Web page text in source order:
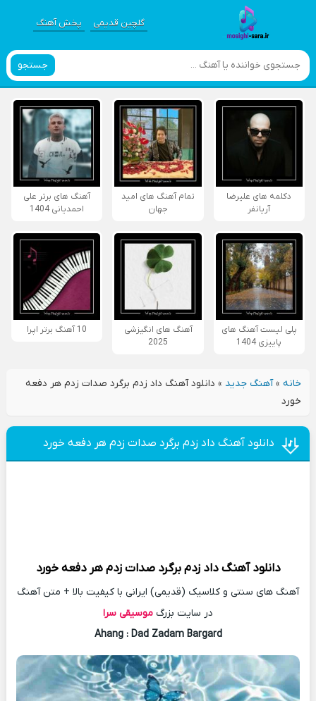
گلچین قدیمی پخش آهنگ
جستجو
دکلمه های علیرضا
آریانفر
تمام آهنگ های امید
جهان
آهنگ های برتر علی
احمدیانی 1404
پلی لیست آهنگ های
پاییزی 1404
آهنگ های انگیزشی
2025
10 آهنگ برتر اپرا
خانه»آهنگ جدید » دانلود آهنگ داد زدم برگرد صدات زدم هر دفعه
خورد
دانلود آهنگ داد زدم برگرد صدات زدم هر دفعه خورد
دانلود آهنگ داد زدم برگرد صدات زدم هر دفعه خورد
آهنگ های سنتی و کلاسیک (قدیمی) ایرانی با کیفیت بالا + متن آهنگ
در سایت بزرگ موسیقی سرا
Ahang : Dad Zadam Bargard